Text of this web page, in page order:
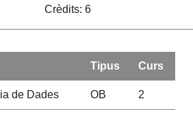
Crèdits: 6
Tipus Curs
de Dades OB 2